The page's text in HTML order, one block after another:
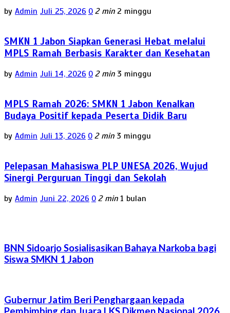
by Admin Juli 25, 2026 0 2 min 2 minggu
SMKN 1 Jabon Siapkan Generasi Hebat melalui
MPLS Ramah Berbasis Karakter dan Kesehatan
by Admin Juli 14, 2026 0 2 min 3 minggu
MPLS Ramah 2026: SMKN 1 Jabon Kenalkan
Budaya Positif kepada Peserta Didik Baru
by Admin Juli 13, 2026 0 2 min 3 minggu
Pelepasan Mahasiswa PLP UNESA 2026, Wujud
Sinergi Perguruan Tinggi dan Sekolah
by Admin Juni 22, 2026 0 2 min 1 bulan
BNN Sidoarjo Sosialisasikan Bahaya Narkoba bagi
Siswa SMKN 1 Jabon
Gubernur Jatim Beri Penghargaan kepada